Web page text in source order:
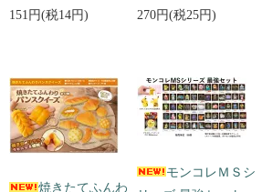
151円(税14円)
270円(税25円)
焼きたてふんわ
モンコレＭＳシ